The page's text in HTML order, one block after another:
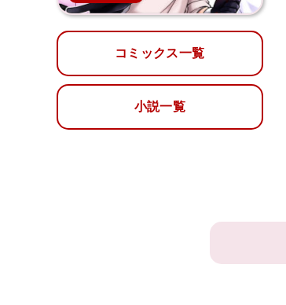
コミックス一覧
小説一覧